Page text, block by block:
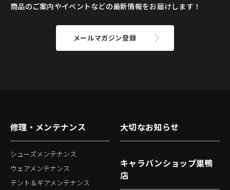
商品のご案内やイベントなどの最新情報をお届けします！
メールマガジン登録
修理・メンテナンス
シューズメンテナンス
ウェアメンテナンス
テント＆ギアメンテナンス
大切なお知らせ
キャラバンショップ巣鴨
店